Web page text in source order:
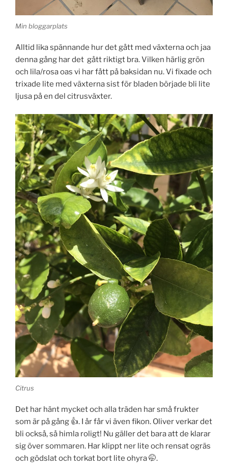
Min bloggarplats
Alltid lika spännande hur det gått med växterna och jaa
denna gång har det gått riktigt bra. Vilken härlig grön
och lila/rosa oas vi har fått på baksidan nu. Vi fixade och
trixade lite med växterna sist för bladen började bli lite
ljusa på en del citrusväxter.
Citrus
Det har hänt mycket och alla träden har små frukter
som är på gång 👍. I år får vi även fikon. Oliver verkar det
bli också, så himla roligt! Nu gäller det bara att de klarar
sig över sommaren. Har klippt ner lite och rensat ogräs
och gödslat och torkat bort lite ohyra 🤭.